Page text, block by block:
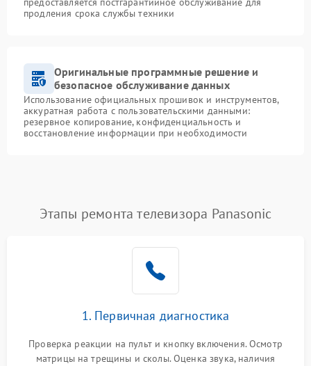
продления срока службы техники
Оригинальные программные решение и
безопасное обслуживание данных
Использование официальных прошивок и инструментов,
аккуратная работа с пользовательскими данными:
резервное копирование, конфиденциальность и
восстановление информации при необходимости
Этапы ремонта телевизора Panasonic
1. Первичная диагностика
Проверка реакции на пульт и кнопку включения. Осмотр
матрицы на трещины и сколы. Оценка звука, наличия